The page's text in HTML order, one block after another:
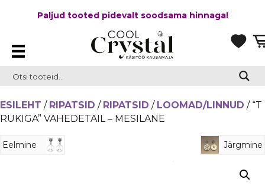
Paljud tooted pidevalt soodsama hinnaga!
ESILEHT / RIPATSID / RIPATSID / LOOMAD/LINNUD / “T
RUKIGA” VAHEDETAIL – MESILANE
Eelmine Järgmine